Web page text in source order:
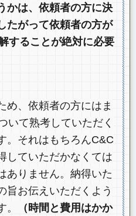
かは、依頼者の方に決
たがって依頼者の方が
することが絶対に必要
め、依頼者の方にはま
いて熟考していただく
。それはもちろんC&C
していただかなくては
ありません。納得いた
旨お伝えいただくよう
（時間と費用はかか